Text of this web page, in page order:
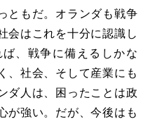
ともだ。オランダも戦争
会はこれを十分に認識し
、戦争に備えるしかな
、社会、そして産業にも
ダ人は、困ったことは政
が強い。だが、今後はも